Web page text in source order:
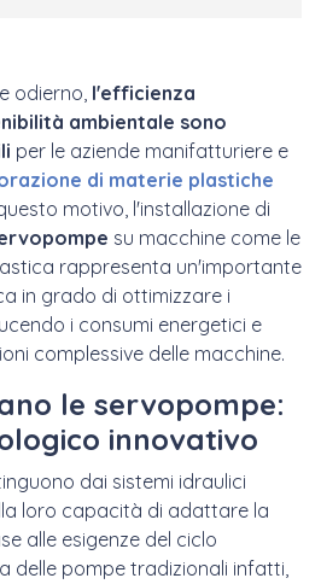
odierno, l'efficienza
ambientale sono
per le aziende manifatturiere e
di materie plastiche
motivo, l'installazione di
su macchine come le
rappresenta un'importante
in grado di ottimizzare i
i consumi energetici e
complessive delle macchine.
le servopompe:
innovativo
dai sistemi idraulici
loro capacità di adattare la
alle esigenze del ciclo
delle pompe tradizionali infatti,